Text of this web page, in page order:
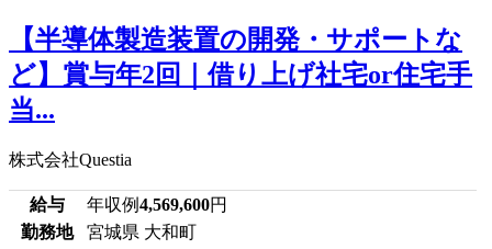
【半導体製造装置の開発・サポートな
ど】賞与年2回｜借り上げ社宅or住宅手
当...
株式会社Questia
給与 年収例4,569,600円
勤務地
宮城県 大和町